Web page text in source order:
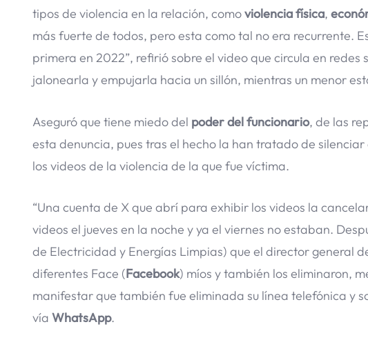
tipos de violencia en la relación, comoviolencia física,
más fuerte de todos, pero esta como tal no era recurrente.
primera en 2022”, refirió sobre el video que circula en
jalonearla y empujarla hacia un sillón, mientras un menor
Aseguró que tiene miedo del poder del funcionario, de las
esta denuncia, pues tras el hecho la han tratado de
los videos de la violencia de la que fue víctima.
“Una cuenta de X que abrí para exhibir los videos la
videos el jueves en la noche y ya el viernes no estaban.
de Electricidad y Energías Limpias) que el director general
diferentes Face (Facebook) míos y también los eliminaron,
manifestar que también fue eliminada su línea telefónica y
vía WhatsApp.